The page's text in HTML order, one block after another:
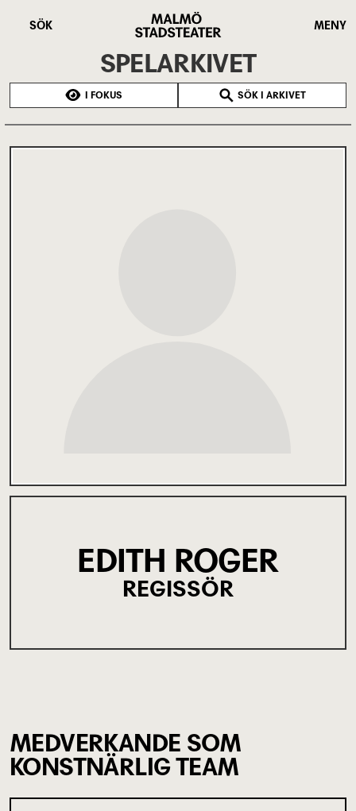
SÖK
Stadsteater
MENY
SPELARKIVET
I FOKUS SÖK I ARKIVET
EDITH ROGER
REGISSÖR
MEDVERKANDE SOM
KONSTNÄRLIG TEAM